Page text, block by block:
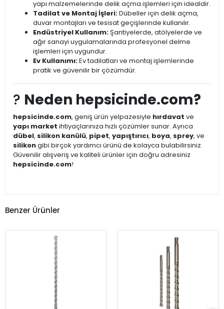
yapı malzemelerinde delik açma işlemleri için idealdir.
Tadilat ve Montaj İşleri:Dübeller için delik açma,
duvar montajları ve tesisat geçişlerinde kullanılır.
Endüstriyel Kullanım:Şantiyelerde, atölyelerde ve
ağır sanayi uygulamalarında profesyonel delme
işlemleri için uygundur.
Ev Kullanımı:Ev tadilatları ve montaj işlemlerinde
pratik ve güvenilir bir çözümdür.
? Neden hepsicinde.com?
hepsicinde.com, geniş ürün yelpazesiyle hırdavat ve
yapı market ihtiyaçlarınıza hızlı çözümler sunar. Ayrıca
dübel, silikon kanülü, pipet, yapıştırıcı, boya, sprey, ve
silikongibi birçok yardımcı ürünü de kolayca bulabilirsiniz.
Güvenilir alışveriş ve kaliteli ürünler için doğru adresiniz
hepsicinde.com!
Benzer Ürünler